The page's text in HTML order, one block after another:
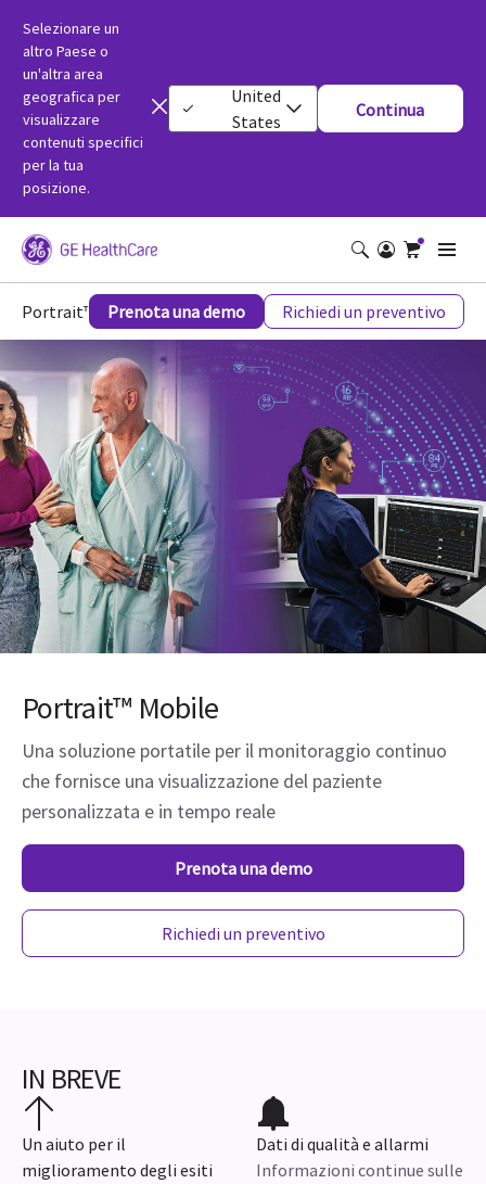
Selezionare un
altro Paese o
un'altra area
geografica per
visualizzare
contenuti specifici
per la tua
posizione.
United
States
Continua
Portrait™ Mobile
Prenota una demo Richiedi un preventivo
Portrait™ Mobile
Una soluzione portatile per il monitoraggio continuo
che fornisce una visualizzazione del paziente
personalizzata e in tempo reale
Prenota una demo
Richiedi un preventivo
IN BREVE
Un aiuto per il
miglioramento degli esiti
Dati di qualità e allarmi
Informazioni continue sulle